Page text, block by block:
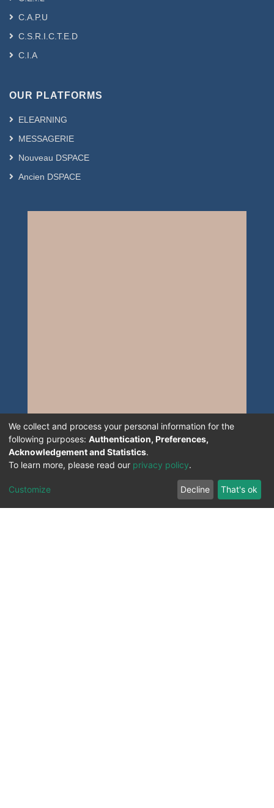
C.A.P.U
C.S.R.I.C.T.E.D
C.I.A
OUR PLATFORMS
ELEARNING
MESSAGERIE
Nouveau DSPACE
Ancien DSPACE
We collect and process your personal information for the
following purposes: Authentication, Preferences,
Acknowledgement and Statistics.
To learn more, please read our privacy policy.
Customize Decline That's ok